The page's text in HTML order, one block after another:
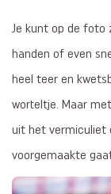
Je kunt op de foto
handen of even
heel teer en
worteltje. Maar
uit het vermiculiet
voorgemaakte